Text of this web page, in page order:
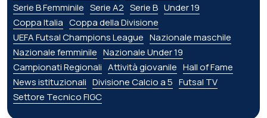
Serie B Femminile Serie A2 Serie B Under 19
Coppa Italia Coppa della Divisione
UEFA Futsal Champions League Nazionale maschile
Nazionale femminile Nazionale Under 19
Campionati Regionali Attività giovanile Hall of Fame
News istituzionali Divisione Calcio a 5 Futsal TV
Settore Tecnico FIGC